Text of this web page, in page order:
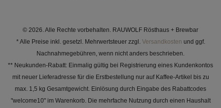
© 2026. Alle Rechte vorbehalten. RAUWOLF Rösthaus + Brewbar
* Alle Preise inkl. gesetzl. Mehrwertsteuer zzgl. Versandkosten und ggf.
Nachnahmegebühren, wenn nicht anders beschrieben.
** Neukunden-Rabatt: Einmalig gültig bei Registrierung eines Kundenkontos
mit neuer Lieferadresse für die Erstbestellung nur auf Kaffee-Artikel bis zu
max. 1,5 kg Gesamtgewicht. Einlösung durch Eingabe des Rabattcodes
"welcome10" im Warenkorb. Die mehrfache Nutzung durch einen Haushalt